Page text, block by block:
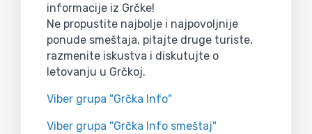
informacije iz Grčke!
Ne propustite najbolje i najpovoljnije
ponude smeštaja, pitajte druge turiste,
razmenite iskustva i diskutujte o
letovanju u Grčkoj.
Viber grupa "Grčka Info"
Viber grupa "Grčka Info smeštaj"